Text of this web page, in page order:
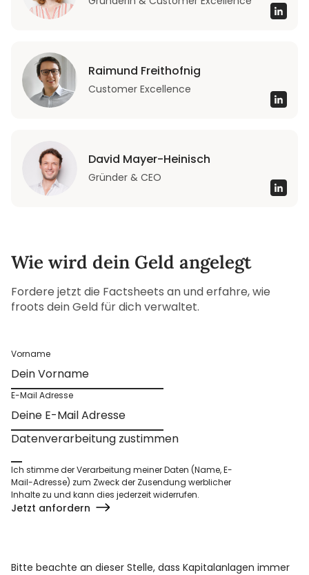
Raimund Freithofnig
Customer Excellence
David Mayer-Heinisch
Gründer & CEO
Wie wird dein Geld angelegt
Fordere jetzt die Factsheets an und erfahre, wie
froots dein Geld für dich verwaltet.
Vorname
E-Mail Adresse
Datenverarbeitung zustimmen
Ich stimme der Verarbeitung meiner Daten (Name, E-
Mail-Adresse) zum Zweck der Zusendung werblicher
Inhalte zu und kann dies jederzeit widerrufen.
Jetzt anfordern
Bitte beachte an dieser Stelle, dass Kapitalanlagen immer